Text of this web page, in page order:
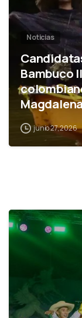
Noticias
Bambuco
junio 27, 2026